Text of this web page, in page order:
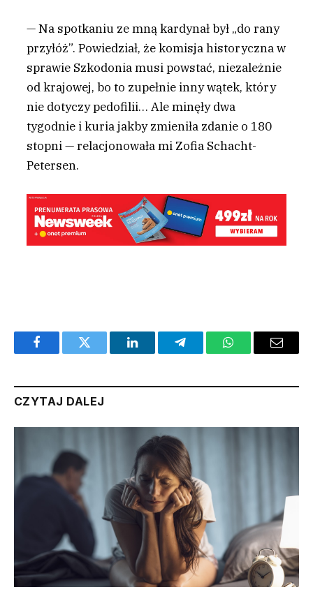
— Na spotkaniu ze mną kardynał był „do rany
przyłóż”. Powiedział, że komisja historyczna w
sprawie Szkodonia musi powstać, niezależnie
od krajowej, bo to zupełnie inny wątek, który
nie dotyczy pedofilii… Ale minęły dwa
tygodnie i kuria jakby zmieniła zdanie o 180
stopni — relacjonowała mi Zofia Schacht-
Petersen.
FacebookTwitter LinkedInTelegramWhatsAppEmail
CZYTAJ DALEJ